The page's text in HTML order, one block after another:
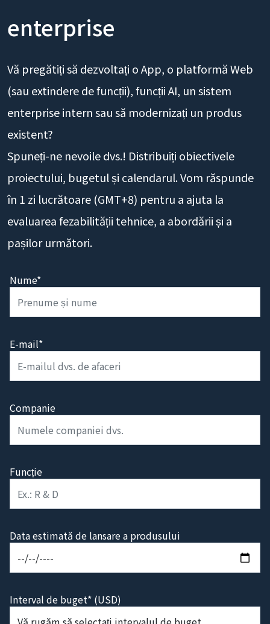
enterprise
Vă pregătiți să dezvoltați o App, o platformă Web
(sau extindere de funcții), funcții AI, un sistem
enterprise intern sau să modernizați un produs
existent?
Spuneți-ne nevoile dvs.! Distribuiți obiectivele
proiectului, bugetul și calendarul. Vom răspunde
în 1 zi lucrătoare (GMT+8) pentru a ajuta la
evaluarea fezabilității tehnice, a abordării și a
pașilor următori.
Nume*
E-mail*
Companie
Funcție
Data estimată de lansare a produsului
Interval de buget* (USD)